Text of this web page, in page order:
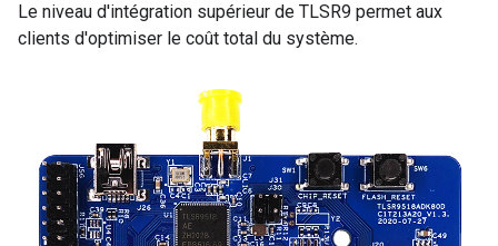
Le niveau d'intégration supérieur de TLSR9 permet aux
clients d'optimiser le coût total du système.